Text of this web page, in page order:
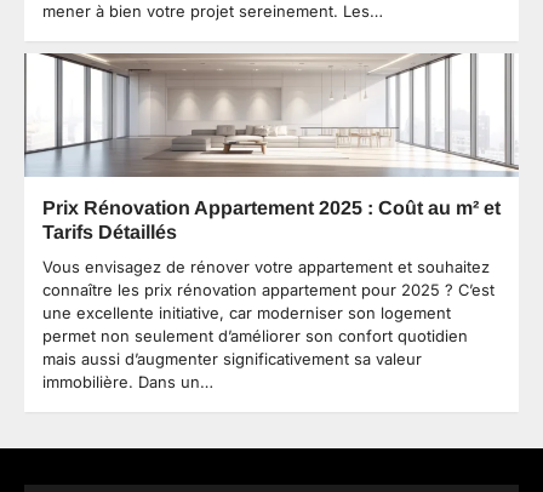
mener à bien votre projet sereinement. Les…
Prix Rénovation Appartement 2025 : Coût au m² et
Tarifs Détaillés
Vous envisagez de rénover votre appartement et souhaitez
connaître les prix rénovation appartement pour 2025 ? C’est
une excellente initiative, car moderniser son logement
permet non seulement d’améliorer son confort quotidien
mais aussi d’augmenter significativement sa valeur
immobilière. Dans un…